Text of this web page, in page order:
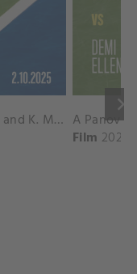
keyboard_arrow_right
A. Krunic and A. Danilina vs. P. Hon and K. Muchova Match Highlights - BEIJING_Capital Group Diamond ( October 02, 2025)
Film 2026